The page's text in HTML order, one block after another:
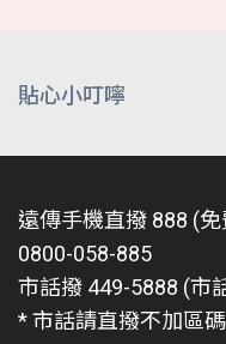
傳幣匯入至客戶門號
外用簡訊通知
登入【遠傳心生
APP 遠傳幣交易
遠傳心生活 APP
遠傳幣可於遠傳心
貼心小叮嚀
訂單確認後將由
其他相關證明文件
專案生效後合約
至 4G 或預付卡
遠傳手機直撥 888 (免
0800-058-885
市話撥 449-5888 (市
* 市話請直撥不加區